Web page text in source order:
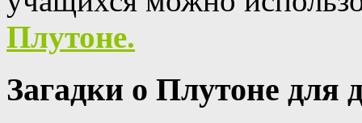
Плутоне.
Загадки о Плутоне для